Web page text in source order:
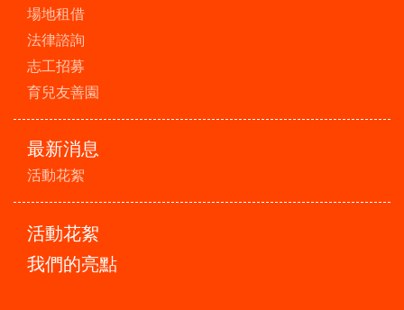
場地租借
法律諮詢
志工招募
育兒友善園
最新消息
活動花絮
活動花絮
我們的亮點